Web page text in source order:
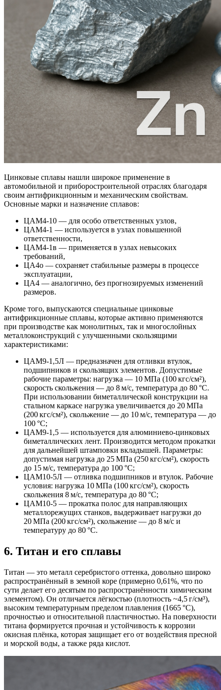
Цинковые сплавы нашли широкое применение в
автомобильной и приборостроительной отраслях благодаря
своим антифрикционным и механическим свойствам.
Основные марки и назначение сплавов:
ЦАМ4‑10 — для особо ответственных узлов,
ЦАМ4‑1 — используется в узлах повышенной
ответственности,
ЦАМ4‑1в — применяется в узлах невысоких
требований,
ЦА4о — сохраняет стабильные размеры в процессе
эксплуатации,
ЦА4 — аналогично, без прогнозируемых изменений
размеров.
Кроме того, выпускаются специальные цинковые
антифрикционные сплавы, которые активно применяются
при производстве как монолитных, так и многослойных
металлоконструкций с улучшенными скользящими
характеристиками:
ЦАМ9‑1,5Л — предназначен для отливки втулок,
подшипников и скользящих элементов. Допустимые
рабочие параметры: нагрузка — 10 МПа (100 кгс/см²),
скорость скольжения — до 8 м/с, температура до 80 °C.
При использовании биметаллической конструкции на
стальном каркасе нагрузка увеличивается до 20 МПа
(200 кгс/см²), скольжение — до 10 м/с, температура — до
100 °C;
ЦАМ9‑1,5 — используется для алюминиево‑цинковых
биметаллических лент. Производится методом прокатки
для дальнейшей штамповки вкладышей. Параметры:
допустимая нагрузка до 25 МПа (250 кгс/см²), скорость
до 15 м/с, температура до 100 °C;
ЦАМ10‑5Л — отливка подшипников и втулок. Рабочие
условия: нагрузка 10 МПа (100 кгс/см²), скорость
скольжения 8 м/с, температура до 80 °C;
ЦАМ10‑5 — прокатка полос для направляющих
металлорежущих станков, выдерживает нагрузки до
20 МПа (200 кгс/см²), скольжение — до 8 м/с и
температуру до 80 °C.
6. Титан и его сплавы
Титан — это металл серебристого оттенка, довольно широко
распространённый в земной коре (примерно 0,61%, что по
сути делает его десятым по распространённости химическим
элементом). Он отличается лёгкостью (плотность ~4,5 г/см³),
высоким температурным пределом плавления (1665 °C),
прочностью и относительной пластичностью. На поверхности
титана формируется прочная и устойчивость к коррозии
окисная плёнка, которая защищает его от воздействия пресной
и морской воды, а также ряда кислот.